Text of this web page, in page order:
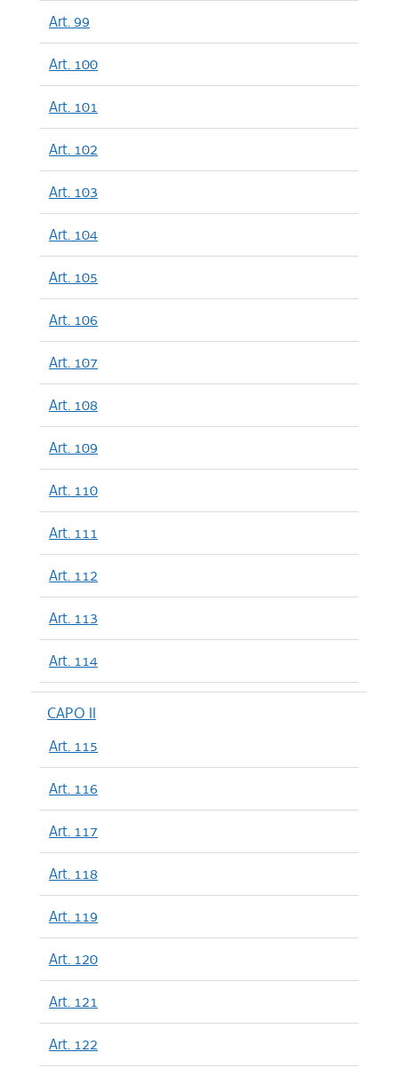
Art. 99
Art. 100
Art. 101
Art. 102
Art. 103
Art. 104
Art. 105
Art. 106
Art. 107
Art. 108
Art. 109
Art. 110
Art. 111
Art. 112
Art. 113
Art. 114
CAPO II
Art. 115
Art. 116
Art. 117
Art. 118
Art. 119
Art. 120
Art. 121
Art. 122